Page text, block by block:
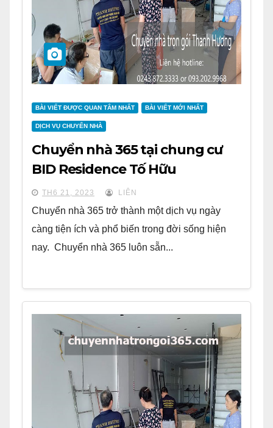
BÀI VIẾT ĐƯỢC QUAN TÂM NHẤT BÀI VIẾT MỚI NHẤT
DỊCH VỤ CHUYỂN NHÀ
Chuyển nhà 365 tại chung cư
BID Residence Tố Hữu
TH6 21, 2023 LIÊN
Chuyển nhà 365 trở thành một dịch vụ ngày
càng tiện ích và phổ biến trong đời sống hiện
nay. Chuyển nhà 365 luôn sẵn...